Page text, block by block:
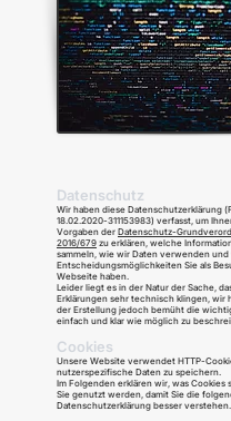
Datenschutz
Wir haben diese Datenschutzerklärung
18.02.2020-311153983) verfasst, um
Vorgaben der Datenschutz-
2016/679 zu erklären, welche
sammeln, wie wir Daten verwenden
Entscheidungsmöglichkeiten Sie als
Webseite haben.
Leider liegt es in der Natur der Sache,
Erklärungen sehr technisch klingen, wir
der Erstellung jedoch bemüht die
einfach und klar wie möglich zu
Cookies
Unsere Website verwendet HTTP-
nutzerspezifische Daten zu speichern.
Im Folgenden erklären wir, was Cookies
Sie genutzt werden, damit Sie die
Datenschutzerklärung besser verstehen.